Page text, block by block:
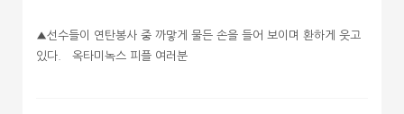
▲선수들이 연탄봉사 중 까맣게 물든 손을 들어 보이며 환하게 웃고
있다. 옥타미녹스 피플 여러분